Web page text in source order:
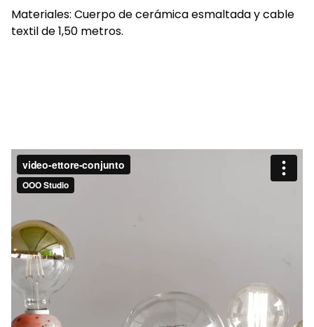
Materiales: Cuerpo de cerámica esmaltada y cable
textil de 1,50 metros.